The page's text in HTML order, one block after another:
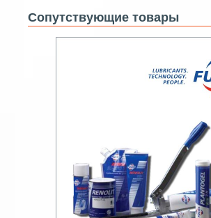
Сопутствующие товары